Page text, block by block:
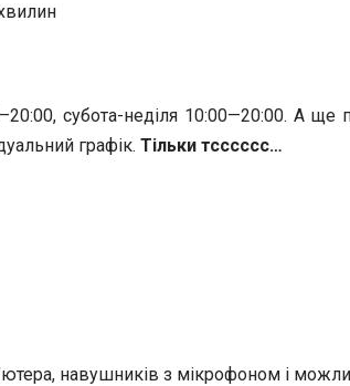
субота-неділя 10:00—20:00. А
графік. Тільки тсссссс…
навушників з мікрофоном і